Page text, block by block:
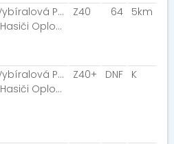
Vybíralová Pavla
[Hasiči Oplocany]
Z40 64 5km
Vybíralová Pavla
[Hasiči Oplocany]
Z40+ DNF K